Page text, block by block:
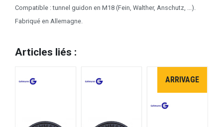
Compatible : tunnel guidon en M18 (Fein, Walther, Anschutz, ...).
Fabriqué en Allemagne.
Articles liés :
ARRIVAGE